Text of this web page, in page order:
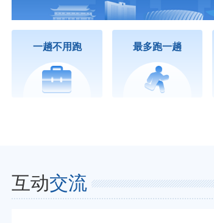
一趟不用跑 最多跑一趟
互动交流